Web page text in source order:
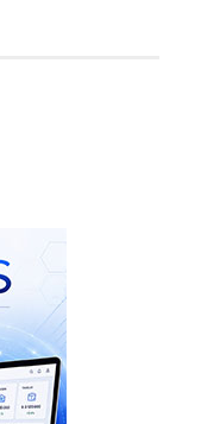
bir topluluk.
zorlamadı;
genişletti. Daha
soğuk sızıntı
binlerce
Şimdi benzer
var olduğunu
noktasına yakın